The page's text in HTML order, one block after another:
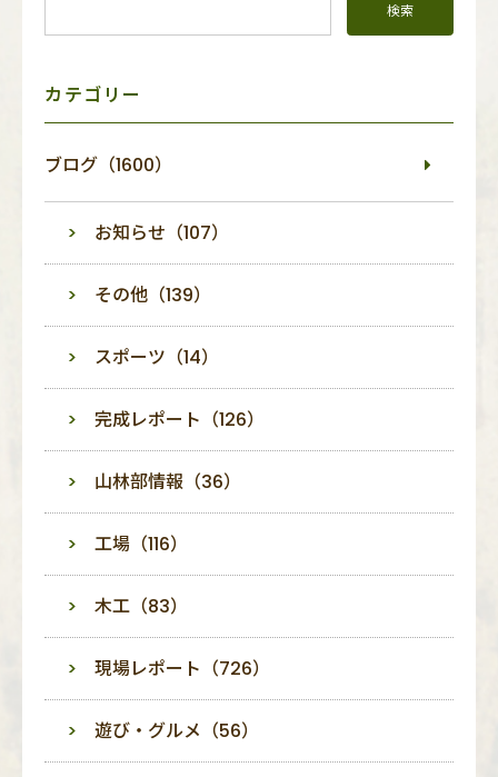
ニ
カテゴリー
ブログ（1600）
お知らせ（107）
その他（139）
スポーツ（14）
完成レポート（126）
山林部情報（36）
工場（116）
木工（83）
現場レポート（726）
遊び・グルメ（56）